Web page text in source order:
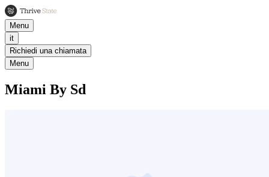
Menu
it
Richiedi una chiamata
Menu
Miami By Sd